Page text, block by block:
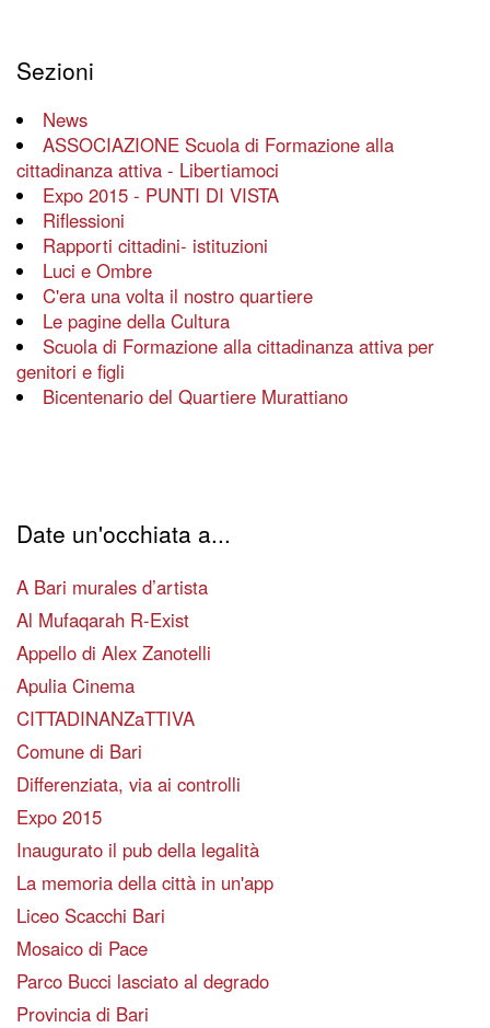
Sezioni
News
ASSOCIAZIONE Scuola di Formazione alla
cittadinanza attiva - Libertiamoci
Expo 2015 - PUNTI DI VISTA
Riflessioni
Rapporti cittadini- istituzioni
Luci e Ombre
C'era una volta il nostro quartiere
Le pagine della Cultura
Scuola di Formazione alla cittadinanza attiva per
genitori e figli
Bicentenario del Quartiere Murattiano
Date un'occhiata a...
A Bari murales d’artista
Al Mufaqarah R-Exist
Appello di Alex Zanotelli
Apulia Cinema
CITTADINANZaTTIVA
Comune di Bari
Differenziata, via ai controlli
Expo 2015
Inaugurato il pub della legalità
La memoria della città in un'app
Liceo Scacchi Bari
Mosaico di Pace
Parco Bucci lasciato al degrado
Provincia di Bari